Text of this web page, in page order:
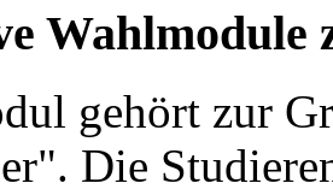
Wahlmodule
gehört zur
Die